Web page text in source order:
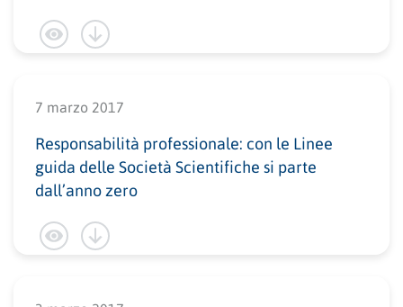
7 marzo 2017
Responsabilità professionale: con le Linee
guida delle Società Scientifiche si parte
dall’anno zero